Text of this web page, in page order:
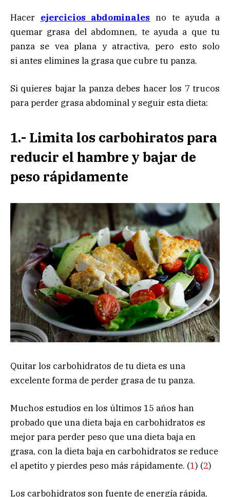
Hacer ejercicios abdominales no te ayuda a
quemar grasa del abdomnen, te ayuda a que tu
panza se vea plana y atractiva, pero esto solo
si antes elimines la grasa que cubre tu panza.
Si quieres bajar la panza debes hacer los 7 trucos
para perder grasa abdominal y seguir esta dieta:
1.- Limita los carbohiratos para
reducir el hambre y bajar de
peso rápidamente
Quitar los carbohidratos de tu dieta es una
excelente forma de perder grasa de tu panza.
Muchos estudios en los últimos 15 años han
probado que una dieta baja en carbohidratos es
mejor para perder peso que una dieta baja en
grasa, con la dieta baja en carbohidratos se reduce
el apetito y pierdes peso más rápidamente. (1) (2)
Los carbohidratos son fuente de energía rápida,